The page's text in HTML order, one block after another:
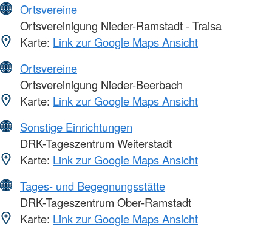
Ortsvereine
Ortsvereinigung Nieder-Ramstadt - Traisa
Karte: Link zur Google Maps Ansicht
Ortsvereine
Ortsvereinigung Nieder-Beerbach
Karte: Link zur Google Maps Ansicht
Sonstige Einrichtungen
DRK-Tageszentrum Weiterstadt
Karte: Link zur Google Maps Ansicht
Tages- und Begegnungsstätte
DRK-Tageszentrum Ober-Ramstadt
Karte: Link zur Google Maps Ansicht